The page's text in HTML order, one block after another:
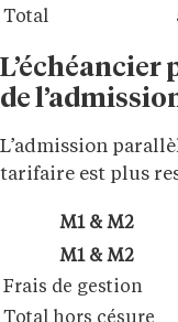
Total
L’échéancier
de
L’admission
tarifaire est plus
M1 & M2
M1 & M2
Frais de gestion